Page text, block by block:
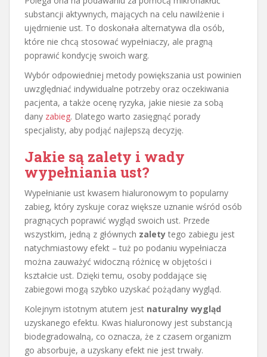
substancji aktywnych, mających na celu nawilżenie i
ujędrnienie ust. To doskonała alternatywa dla osób,
które nie chcą stosować wypełniaczy, ale pragną
poprawić kondycję swoich warg.
Wybór odpowiedniej metody powiększania ust powinien
uwzględniać indywidualne potrzeby oraz oczekiwania
pacjenta, a także ocenę ryzyka, jakie niesie za sobą
dany zabieg. Dlatego warto zasięgnąć porady
specjalisty, aby podjąć najlepszą decyzję.
Jakie są zalety i wady
wypełniania ust?
Wypełnianie ust kwasem hialuronowym to popularny
zabieg, który zyskuje coraz większe uznanie wśród osób
pragnących poprawić wygląd swoich ust. Przede
wszystkim, jedną z głównych zalety tego zabiegu jest
natychmiastowy efekt – tuż po podaniu wypełniacza
można zauważyć widoczną różnicę w objętości i
kształcie ust. Dzięki temu, osoby poddające się
zabiegowi mogą szybko uzyskać pożądany wygląd.
Kolejnym istotnym atutem jest naturalny wygląd
uzyskanego efektu. Kwas hialuronowy jest substancją
biodegradowalną, co oznacza, że z czasem organizm
go absorbuje, a uzyskany efekt nie jest trwały.